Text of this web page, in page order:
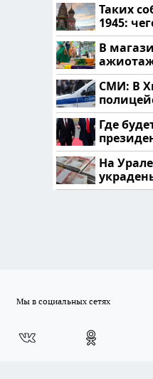
Таких
1945:
нам?
В
ажиотаж
СМИ: В
напали
Где
России:
На
рублей
Мы в социальных сетях